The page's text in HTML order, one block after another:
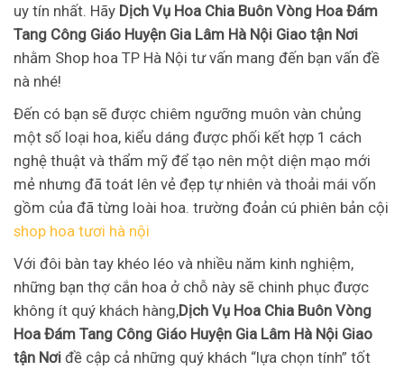
uy tín nhất. Hãy Dịch Vụ Hoa Chia Buôn Vòng Hoa Đám
Tang Công Giáo Huyện Gia Lâm Hà Nội Giao tận Nơi
nhằm Shop hoa TP Hà Nội tư vấn mang đến bạn vấn đề
nà nhé!
Đến có bạn sẽ được chiêm ngưỡng muôn vàn chủng
một số loại hoa, kiểu dáng được phối kết hợp 1 cách
nghệ thuật và thẩm mỹ để tạo nên một diện mạo mới
mẻ nhưng đã toát lên vẻ đẹp tự nhiên và thoải mái vốn
gồm của đã từng loài hoa. trường đoản cú phiên bản cội
shop hoa tươi hà nội
Với đôi bàn tay khéo léo và nhiều năm kinh nghiệm,
những bạn thợ cắn hoa ở chỗ này sẽ chinh phục được
không ít quý khách hàng,Dịch Vụ Hoa Chia Buôn Vòng
Hoa Đám Tang Công Giáo Huyện Gia Lâm Hà Nội Giao
tận Nơi đề cập cả những quý khách “lựa chọn tính” tốt